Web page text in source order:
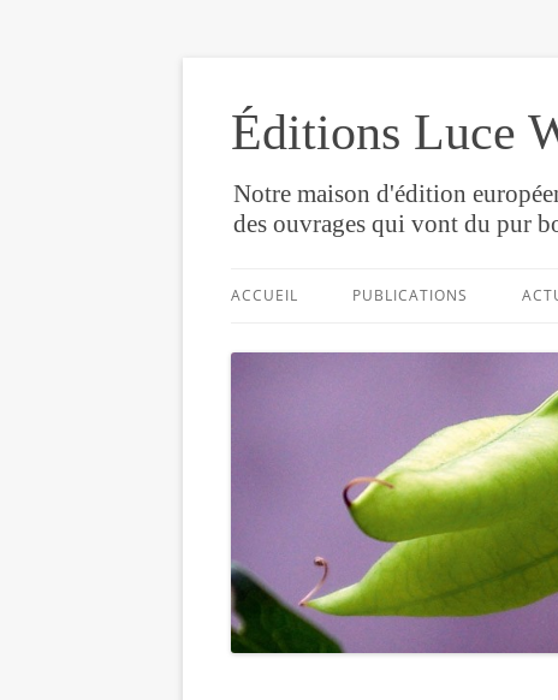
Éditions Luce
Notre maison d'édition
des ouvrages qui vont du pur
ACCUEIL PUBLICATIONS